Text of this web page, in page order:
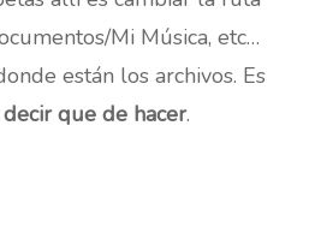
Mi Música, etc…
están los archivos. Es
que de hacer.